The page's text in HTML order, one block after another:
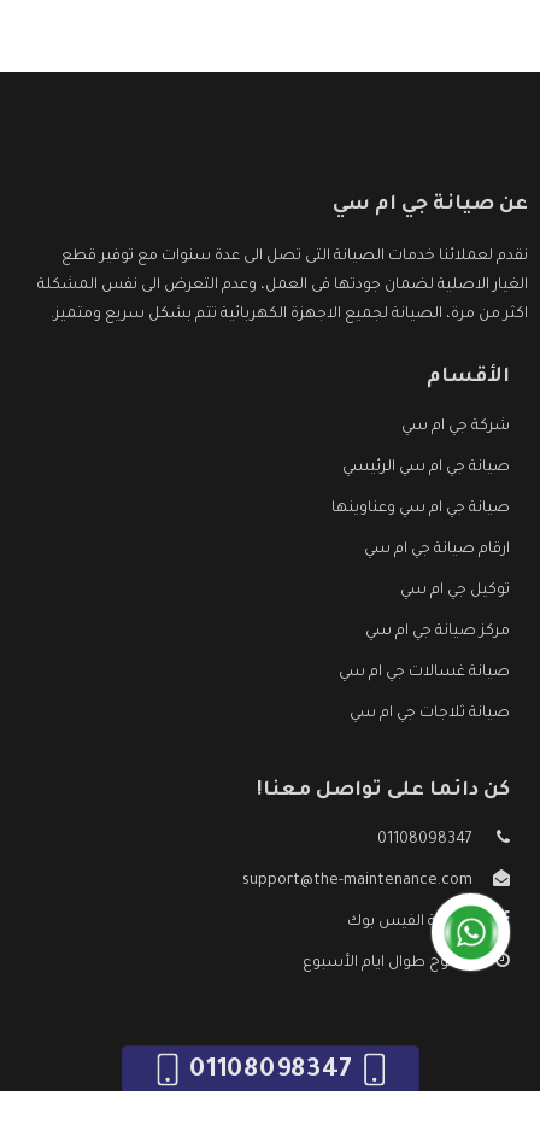
عن صيانة جي ام سي
نقدم لعملائنا خدمات الصيانة التى تصل الى عدة سنوات مع توفير قطع
الغيار الاصلية لضمان جودتها فى العمل، وعدم التعرض الى نفس المشكلة
اكثر من مرة، الصيانة لجميع الاجهزة الكهربائية تتم بشكل سريع ومتميز.
الأقسام
شركة جي ام سي
صيانة جي ام سي الرئيسي
صيانة جي ام سي وعناوينها
ارقام صيانة جي ام سي
توكيل جي ام سي
مركز صيانة جي ام سي
صيانة غسالات جي ام سي
صيانة ثلاجات جي ام سي
كن دائما على تواصل معنا!
01108098347
support@the-maintenance.com
صفحة الفيس بوك
مفتوح طوال ايام الأسبوع
01108098347